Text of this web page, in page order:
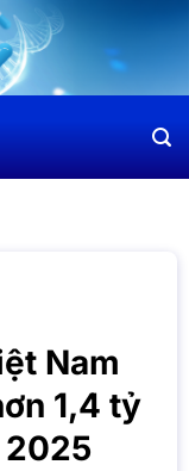
Nam
1,4 tỷ
2025